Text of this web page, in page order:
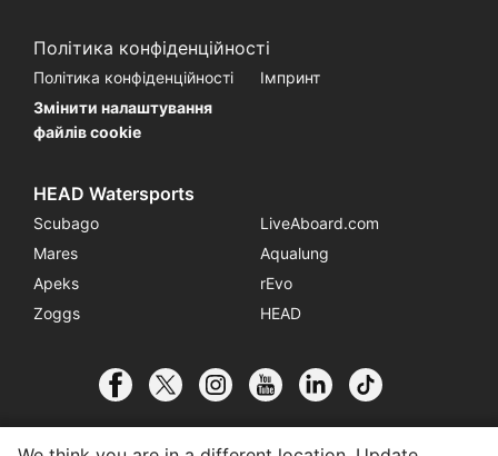
Політика конфіденційності
Політика конфіденційності
Імпринт
Змінити налаштування
файлів cookie
HEAD Watersports
Scubago
LiveAboard.com
Mares
Aqualung
Apeks
rEvo
Zoggs
HEAD